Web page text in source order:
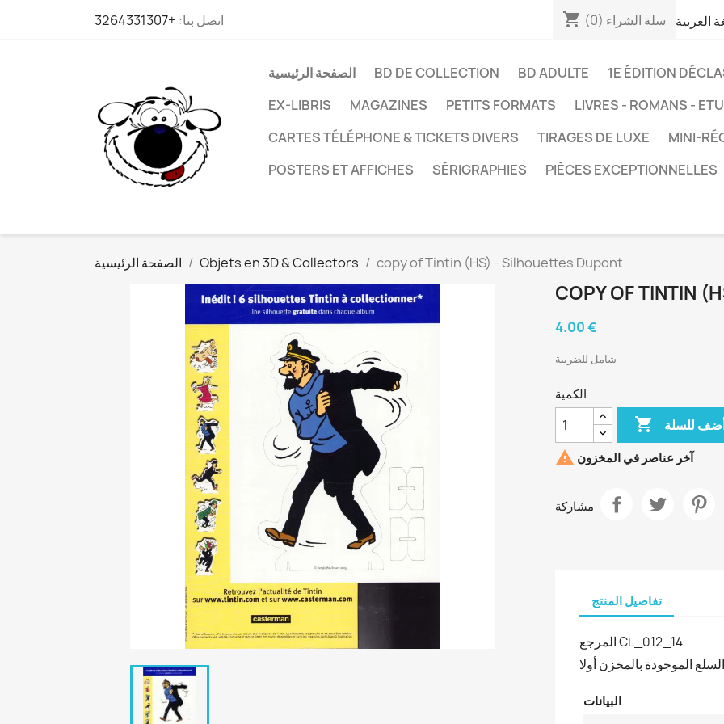
اتصل بنا: +3264331307 shopping_cart سلة الشراء (0) العربية
الصفحة الرئيسية BD DE COLLECTION BD ADULTE 1E ÉDITION
EX-LIBRIS
MAGAZINES PETITS FORMATS LIVRES - ROMANS -
CARTES TÉLÉPHONE & TICKETS DIVERS
TIRAGES DE LUXE
MINI-
POSTERS ET AFFICHES
SÉRIGRAPHIES PIÈCES EXCEPTIONNELLES
الصفحة الرئيسية Objets en 3D & Collectors copy of Tintin (HS) - Silhouettes Dupont
COPY OF TINTIN
4.00 €
شامل للضريبة
الكمية
 للسلة
 آخر عناصر في المخزون
مشاركة
تفاصيل المنتج
المرجعCL_012_14
السلع الموجودة بالمخزن أولا
البيانات